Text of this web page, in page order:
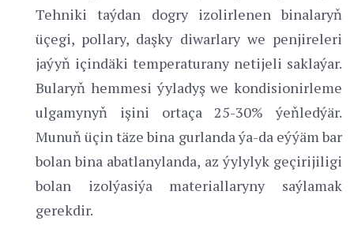
Tehniki taýdan dogry izolirlenen binalaryň
üçegi, pollary, daşky diwarlary we penjireleri
jaýyň içindäki temperaturany netijeli saklaýar.
Bularyň hemmesi ýyladyş we kondisionirleme
ulgamynyň işini ortaça 25-30% ýeňledýär.
Munuň üçin täze bina gurlanda ýa-da eýýäm bar
bolan bina abatlanylanda, az ýylylyk geçirijiligi
bolan izolýasiýa materiallaryny saýlamak
gerekdir.